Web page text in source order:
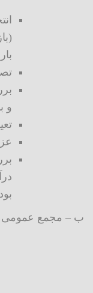
و
ب – مجمع عمومی